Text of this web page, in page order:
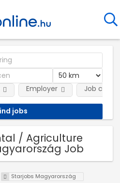
Employer Job
/ Agriculture
Job
Starjobs Magyarország